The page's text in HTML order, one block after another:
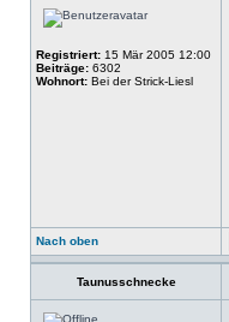
Registriert: 15 Mär 2005 12:00
Beiträge: 6302
Wohnort: Bei der Strick-Liesl
Nach oben
Taunusschnecke